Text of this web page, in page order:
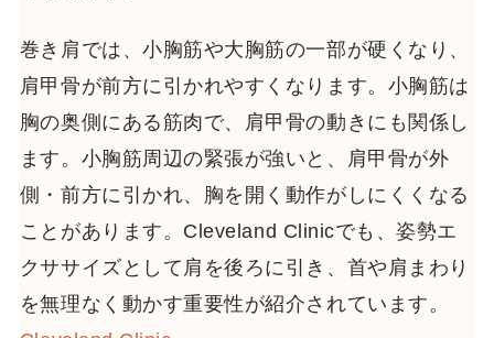
巻き肩では、小胸筋や大胸筋の一部が硬くなり、
肩甲骨が前方に引かれやすくなります。小胸筋は
胸の奥側にある筋肉で、肩甲骨の動きにも関係し
ます。小胸筋周辺の緊張が強いと、肩甲骨が外
側・前方に引かれ、胸を開く動作がしにくくなる
ことがあります。Cleveland Clinicでも、姿勢エ
クササイズとして肩を後ろに引き、首や肩まわり
を無理なく動かす重要性が紹介されています。